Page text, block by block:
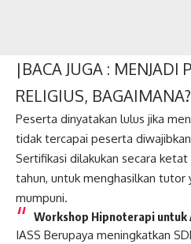
|BACA JUGA : MENJADI
RELIGIUS,
Peserta dinyatakan lulus jika
tidak tercapai peserta
Sertifikasi dilakukan secara
tahun, untuk menghasilkan tutor
mumpuni.
Workshop Hipnoterapi untuk
IASS Berupaya meningkatkan